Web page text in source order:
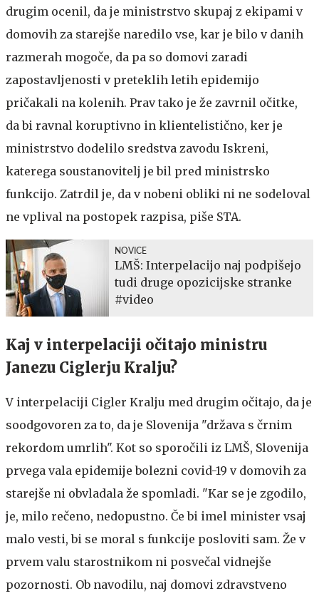
drugim ocenil, da je ministrstvo skupaj z ekipami v
domovih za starejše naredilo vse, kar je bilo v danih
razmerah mogoče, da pa so domovi zaradi
zapostavljenosti v preteklih letih epidemijo
pričakali na kolenih. Prav tako je že zavrnil očitke,
da bi ravnal koruptivno in klientelistično, ker je
ministrstvo dodelilo sredstva zavodu Iskreni,
katerega soustanovitelj je bil pred ministrsko
funkcijo. Zatrdil je, da v nobeni obliki ni ne sodeloval
ne vplival na postopek razpisa, piše STA.
NOVICE
LMŠ: Interpelacijo naj podpišejo
tudi druge opozicijske stranke
#video
Kaj v interpelaciji očitajo ministru
Janezu Ciglerju Kralju?
V interpelaciji Cigler Kralju med drugim očitajo, da je
soodgovoren za to, da je Slovenija "država s črnim
rekordom umrlih". Kot so sporočili iz LMŠ, Slovenija
prvega vala epidemije bolezni covid-19 v domovih za
starejše ni obvladala že spomladi. "Kar se je zgodilo,
je, milo rečeno, nedopustno. Če bi imel minister vsaj
malo vesti, bi se moral s funkcije posloviti sam. Že v
prvem valu starostnikom ni posvečal vidnejše
pozornosti. Ob navodilu, naj domovi zdravstveno